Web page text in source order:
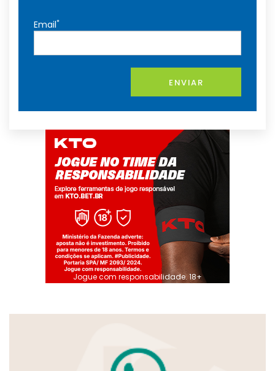
Email*
ENVIAR
Jogue com responsabilidade. 18+